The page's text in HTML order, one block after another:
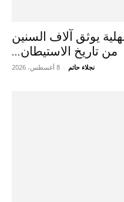
يوثق آلاف السنين
من تاريخ الاستيطان...
نجلاء حاتم - 8 أغسطس، 2026